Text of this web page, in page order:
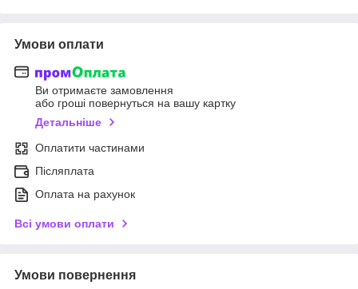
Умови оплати
Ви отримаєте замовлення
або гроші повернуться на вашу картку
Детальніше
Оплатити частинами
Післяплата
Оплата на рахунок
Всі умови оплати
Умови повернення